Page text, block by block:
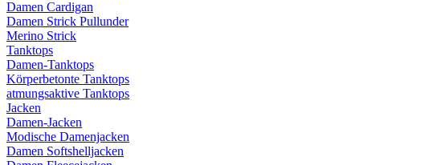
Damen Cardigan
Damen Strick Pullunder
Merino Strick
Tanktops
Damen-Tanktops
Körperbetonte Tanktops
atmungsaktive Tanktops
Jacken
Damen-Jacken
Modische Damenjacken
Damen Softshelljacken